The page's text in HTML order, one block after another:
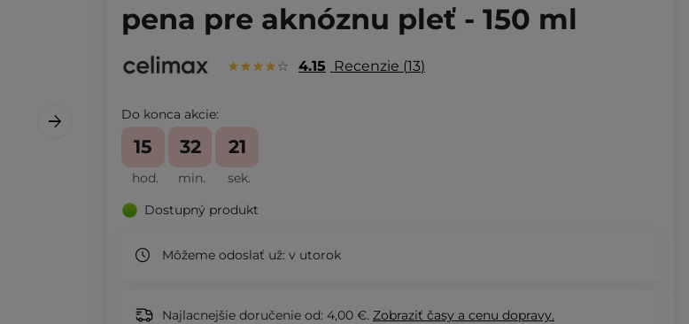
pena pre aknóznu pleť - 150 ml
4.15 Recenzie 13
Do konca akcie:
hod.
15
min.
32
sek.
20
Dostupný produkt
Môžeme odoslať už: v utorok
Najlacnejšie doručenie od: 4,00 €. Zobraziť časy a cenu dopravy.